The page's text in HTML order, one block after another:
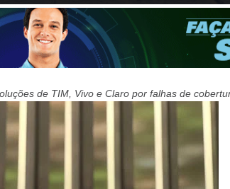
de TIM, Vivo e Claro por falhas de